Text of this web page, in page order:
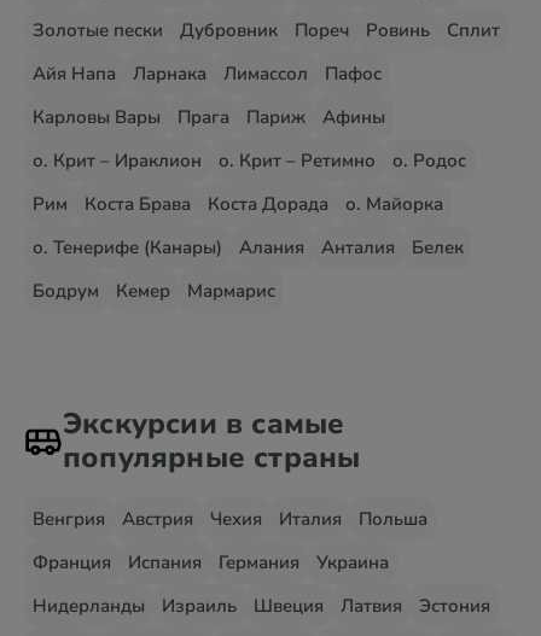
Золотые пески
Дубровник Пореч Ровинь
Сплит
Айя Напа
Ларнака Лимассол
Пафос
Карловы Вары
Прага Париж
Афины
о. Крит – Ираклион
о. Крит – Ретимно
о. Родос
Рим
Коста Брава Коста Дорада
о. Майорка
о. Тенерифе (Канары)
Алания Анталия
Белек
Бодрум
Кемер Мармарис
Экскурсии в самые
популярные страны
Венгрия Австрия Чехия Италия
Польша
Франция
Испания Германия
Украина
Нидерланды
Израиль Швеция Латвия
Эстония